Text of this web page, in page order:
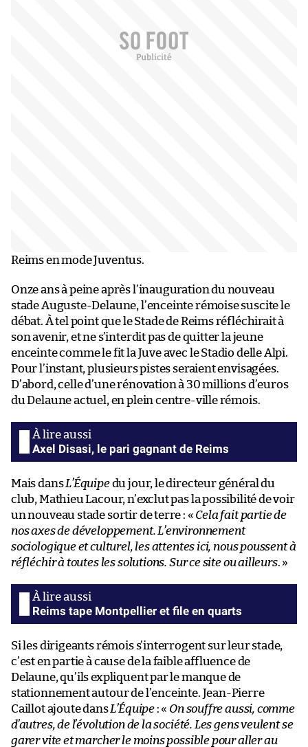
Reims en mode Juventus.
Onze ans à peine après l’inauguration du nouveau
stade Auguste-Delaune, l’enceinte rémoise suscite le
débat. À tel point que le Stade de Reims réfléchirait à
son avenir, et ne s’interdit pas de quitter la jeune
enceinte comme le fit la Juve avec le Stadio delle Alpi.
Pour l’instant, plusieurs pistes seraient envisagées.
D’abord, celle d’une rénovation à 30 millions d’euros
du Delaune actuel, en plein centre-ville rémois.
Axel Disasi, le pari gagnant de Reims
Mais dansL’Équipedu jour, le directeur général du
club, Mathieu Lacour, n’exclut pas la possibilité de voir
un nouveau stade sortir de terre : « Cela fait partie de
nos axes de développement. L’environnement
sociologique et culturel, les attentes ici, nous poussent à
réfléchir à toutes les solutions. Sur ce site ou ailleurs. »
Reims tape Montpellier et file en quarts
Si les dirigeants rémois s’interrogent sur leur stade,
c’est en partie à cause de la faible affluence de
Delaune, qu’ils expliquent par le manque de
stationnement autour de l’enceinte. Jean-Pierre
Caillot ajoute dansL’Équipe: « On souffre aussi, comme
d’autres, de l’évolution de la société. Les gens veulent se
garer vite et marcher le moins possible pour aller au